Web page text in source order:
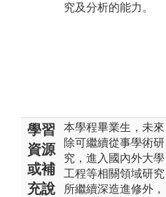
究及分析的能力。
學習
資源
或補
充說
本學程畢業生，未來
除可繼續從事學術研
究，進入國內外大學
工程等相關領域研究
所繼續深造進修外，